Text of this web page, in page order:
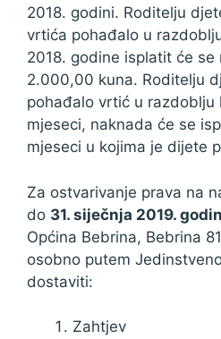
2018. godini. Roditelju
vrtića pohađalo u
2018. godine isplatit će
2.000,00 kuna. Roditelju
pohađalo vrtić u razdoblju
mjeseci, naknada će se
mjeseci u kojima je dijete
Za ostvarivanje prava na
do 31. siječnja 2019.
Općina Bebrina, Bebrina
osobno putem
dostaviti:
Zahtjev